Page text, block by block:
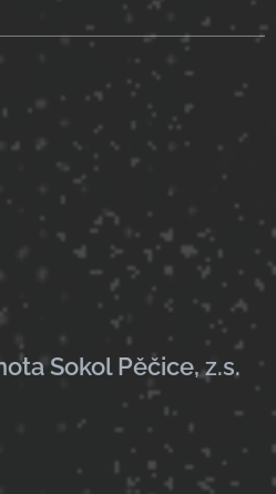
Sokol Pěčice, z.s.